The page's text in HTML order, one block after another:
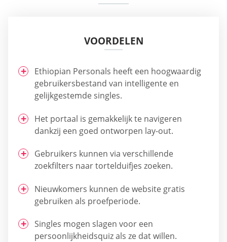
VOORDELEN
Ethiopian Personals heeft een hoogwaardig
gebruikersbestand van intelligente en
gelijkgestemde singles.
Het portaal is gemakkelijk te navigeren
dankzij een goed ontworpen lay-out.
Gebruikers kunnen via verschillende
zoekfilters naar tortelduifjes zoeken.
Nieuwkomers kunnen de website gratis
gebruiken als proefperiode.
Singles mogen slagen voor een
persoonlijkheidsquiz als ze dat willen.